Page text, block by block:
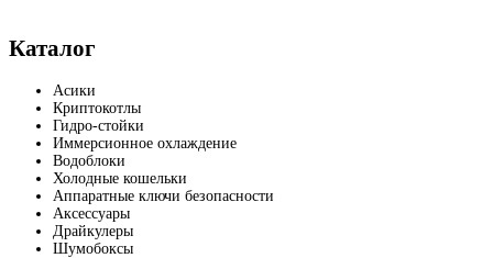
Каталог
Асики
Криптокотлы
Гидро-стойки
Иммерсионное охлаждение
Водоблоки
Холодные кошельки
Аппаратные ключи безопасности
Аксессуары
Драйкулеры
Шумобоксы